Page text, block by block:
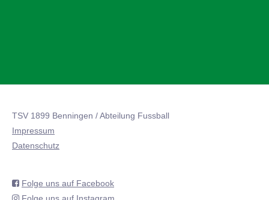
TSV 1899 Benningen / Abteilung Fussball
Impressum
Datenschutz
Folge uns auf Facebook